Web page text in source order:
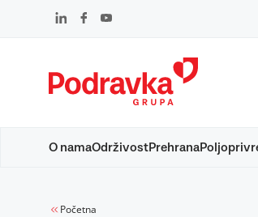
O namaOdrživostPrehrana
Početna